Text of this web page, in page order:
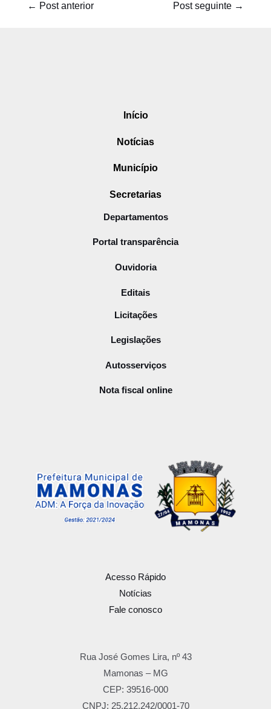
← Post anterior Post seguinte →
Início
Notícias
Município
Secretarias
Departamentos
Portal transparência
Ouvidoria
Editais
Licitações
Legislações
Autosserviços
Nota fiscal online
Acesso Rápido
Notícias
Fale conosco
Rua José Gomes Lira, nº 43
Mamonas – MG
CEP: 39516-000
CNPJ: 25.212.242/0001-70